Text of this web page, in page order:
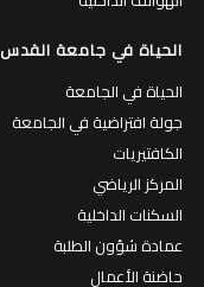
الحياة في جامعة القدس
الحياة في الجامعة
جولة افتراضية في الجامعة
الكافتيريات
المركز الرياضي
السكنات الداخلية
عمادة شؤون الطلبة
حاضنة الأعمال